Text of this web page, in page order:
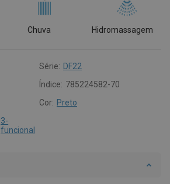
Chuva Hidromassagem
Série: DF22
Índice: 785224582-70
Cor: Preto
3-
funcional